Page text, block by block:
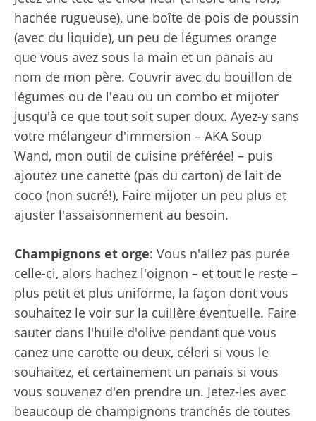
hachée rugueuse), une boîte de pois de poussin
(avec du liquide), un peu de légumes orange
que vous avez sous la main et un panais au
nom de mon père. Couvrir avec du bouillon de
légumes ou de l'eau ou un combo et mijoter
jusqu'à ce que tout soit super doux. Ayez-y sans
votre mélangeur d'immersion – AKA Soup
Wand, mon outil de cuisine préférée! – puis
ajoutez une canette (pas du carton) de lait de
coco (non sucré!), Faire mijoter un peu plus et
ajuster l'assaisonnement au besoin.
Champignons et orge: Vous n'allez pas purée
celle-ci, alors hachez l'oignon – et tout le reste –
plus petit et plus uniforme, la façon dont vous
souhaitez le voir sur la cuillère éventuelle. Faire
sauter dans l'huile d'olive pendant que vous
canez une carotte ou deux, céleri si vous le
souhaitez, et certainement un panais si vous
vous souvenez d'en prendre un. Jetez-les avec
beaucoup de champignons tranchés de toutes